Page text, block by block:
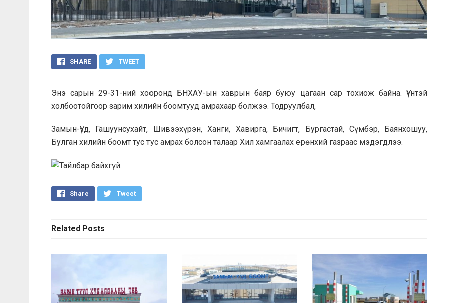
SHARE TWEET
Энэ сарын 29-31-ний хооронд БНХАУ-ын хаврын баяр буюу цагаан сар тохиож байна. Үүнтэй
холбоотойгоор зарим хилийн боомтууд амрахаар болжээ. Тодруулбал,
Замын-Үүд, Гашуунсухайт, Шивээхүрэн, Ханги, Хавирга, Бичигт, Бургастай, Сүмбэр, Баянхошуу,
Булган хилийн боомт тус тус амрах болсон талаар Хил хамгаалах ерөнхий газраас мэдэгдлээ.
Share Tweet
Related Posts